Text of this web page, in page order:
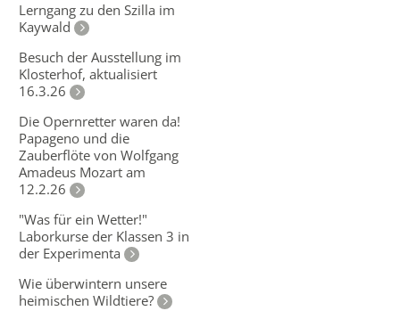
Lerngang zu den Szilla im
Kaywald
Besuch der Ausstellung im
Klosterhof, aktualisiert
16.3.26
Die Opernretter waren da!
Papageno und die
Zauberflöte von Wolfgang
Amadeus Mozart am
12.2.26
"Was für ein Wetter!"
Laborkurse der Klassen 3 in
der Experimenta
Wie überwintern unsere
heimischen Wildtiere?